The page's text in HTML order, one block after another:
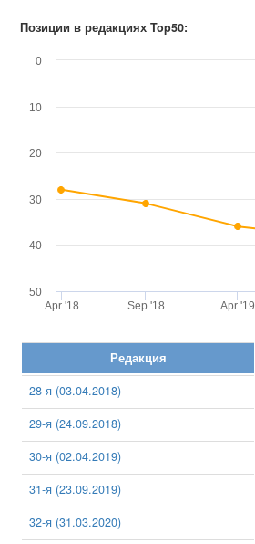
Позиции в редакциях Top50:
Apr '18 Sep '18 Apr '19
0
10
20
30
40
50
Редакция
28-я (03.04.2018)
29-я (24.09.2018)
30-я (02.04.2019)
31-я (23.09.2019)
32-я (31.03.2020)